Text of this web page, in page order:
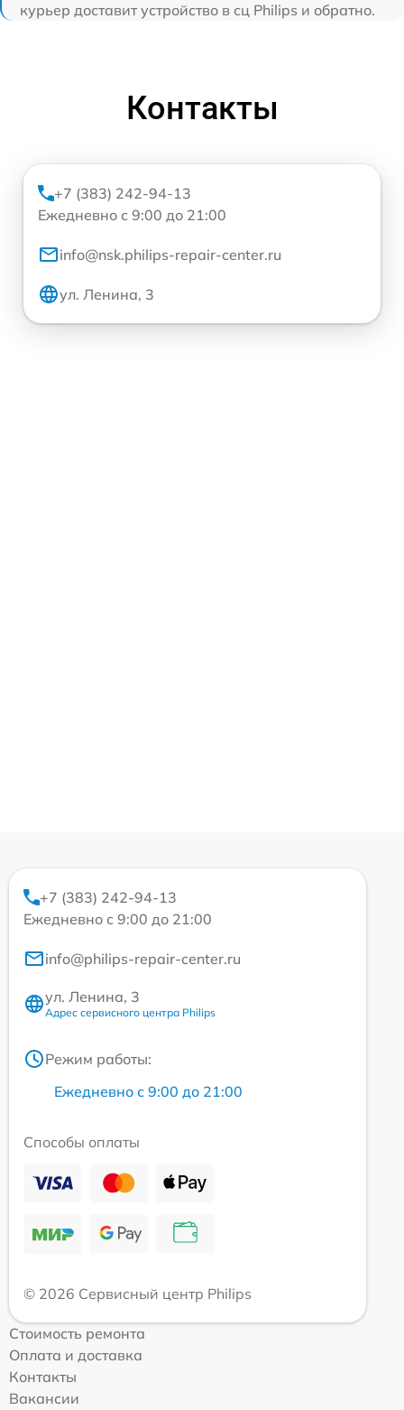
курьер доставит устройство в сц Philips и обратно.
Контакты
+7 (383) 242-94-13
Ежедневно с 9:00 до 21:00
info@nsk.philips-repair-center.ru
ул. Ленина, 3
+7 (383) 242-94-13
Ежедневно с 9:00 до 21:00
info@philips-repair-center.ru
ул. Ленина, 3
Адрес сервисного центра Philips
Режим работы:
Ежедневно с 9:00 до 21:00
Способы оплаты
© 2026 Сервисный центр Philips
Стоимость ремонта
Оплата и доставка
Контакты
Вакансии